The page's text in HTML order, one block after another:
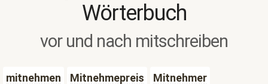
Wörterbuch
vor und nach mitschreiben
mitnehmen Mitnehmepreis
Mitnehmer